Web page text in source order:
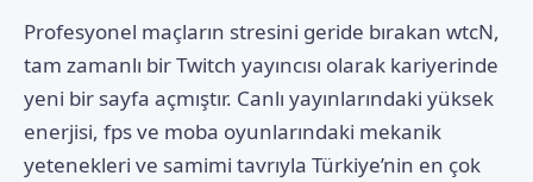
Profesyonel maçların stresini geride bırakan wtcN,
tam zamanlı bir Twitch yayıncısı olarak kariyerinde
yeni bir sayfa açmıştır. Canlı yayınlarındaki yüksek
enerjisi, fps ve moba oyunlarındaki mekanik
yetenekleri ve samimi tavrıyla Türkiye’nin en çok